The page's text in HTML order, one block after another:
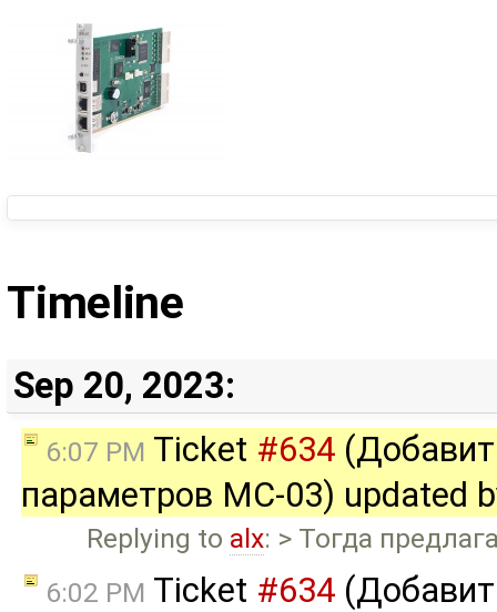
Timeline
Sep 20, 2023:
6:07 PM Ticket #634
параметров MC-03) updated
Replying to alx: > Тогда
6:02 PM Ticket #634